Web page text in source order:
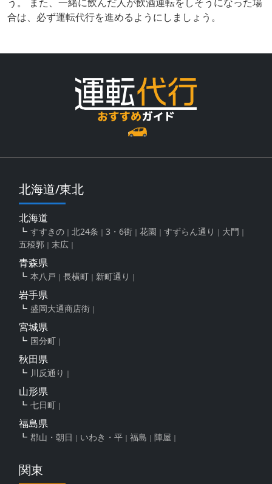
合は、必ず運転代行を進めるようにしましょう。
北海道/東北
北海道
すすきの 北24条 3・6街 花園 すずらん通り
大門
五稜郭
末広
青森県
本八戸 長横町 新町通り
岩手県
盛岡大通商店街
宮城県
国分町
秋田県
川反通り
山形県
七日町
福島県
郡山・朝日 いわき・平 福島 陣屋
関東